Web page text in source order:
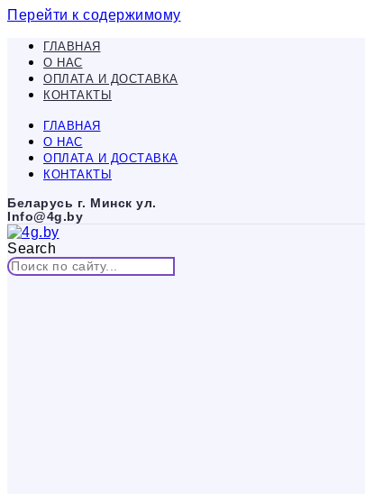
Перейти к содержимому
ГЛАВНАЯ
О НАС
ОПЛАТА И ДОСТАВКА
КОНТАКТЫ
ГЛАВНАЯ
О НАС
ОПЛАТА И ДОСТАВКА
КОНТАКТЫ
Беларусь г. Минск ул.
Info@4g.by
Search